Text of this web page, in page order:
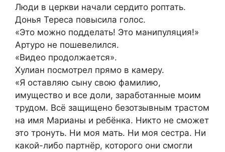
Люди в церкви начали сердито роптать.
Донья Тереса повысила голос.
«Это можно подделать! Это манипуляция!»
Артуро не пошевелился.
«Видео продолжается».
Хулиан посмотрел прямо в камеру.
«Я оставляю сыну свою фамилию,
имущество и все доли, заработанные моим
трудом. Всё защищено безотзывным трастом
на имя Марианы и ребёнка. Никто не сможет
это тронуть. Ни моя мать. Ни моя сестра. Ни
какой-либо партнёр, которого они смогли